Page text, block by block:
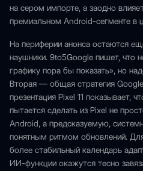
на сером импорте, а заодно
премиальном Android-сегменте в
На периферии анонса остаются
наушники. 9to5Google пишет, что
графику пора бы показать», но
Вторая — общая стратегия
презентация Pixel 11 показывает,
пытается сделать из Pixel не
Android, а предсказуемую,
понятным ритмом обновлений.
более стабильный календарь
ИИ-функции окажутся тесно